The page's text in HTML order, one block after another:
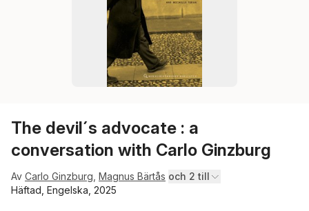
The devil´s advocate : a
conversation with Carlo Ginzburg
Av Carlo Ginzburg Magnus Bärtås och 2 till
Häftad, Engelska, 2025